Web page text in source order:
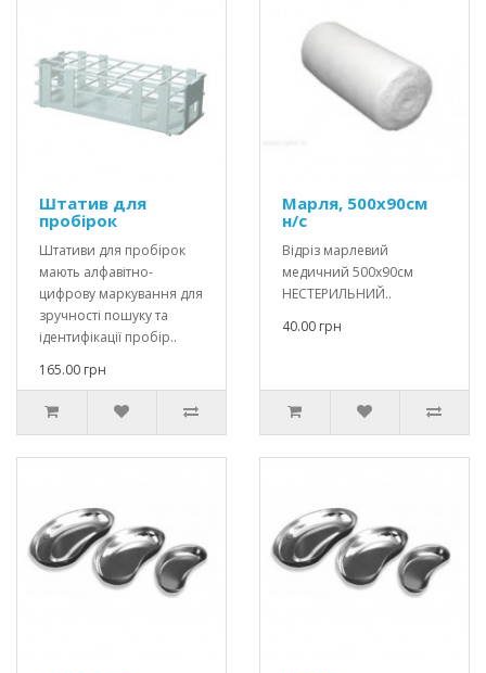
Штатив для
пробірок
Штативи для пробірок
мають алфавітно-
цифрову маркування для
зручності пошуку та
ідентифікації пробір..
165.00 грн
Марля, 500х90см
н/с
Відріз марлевий
медичний 500х90см
НЕСТЕРИЛЬНИЙ..
40.00 грн